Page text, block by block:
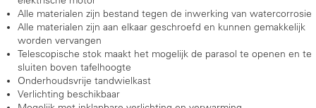
Alle materialen zijn bestand tegen de inwerking van watercorrosie
Alle materialen zijn aan elkaar geschroefd en kunnen gemakkelijk
worden vervangen
Telescopische stok maakt het mogelijk de parasol te openen en te
sluiten boven tafelhoogte
Onderhoudsvrije tandwielkast
Verlichting beschikbaar